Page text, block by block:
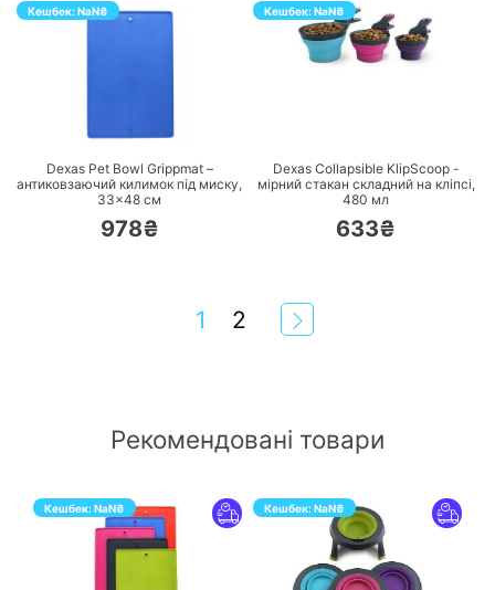
Кешбек:NaN₴
Dexas Pet Bowl Grippmat –
антиковзаючий килимок під миску,
33×48 cм
978₴
Кешбек:NaN₴
Dexas Collapsible KlipScoop -
мірний стакан складний на кліпсі,
480 мл
633₴
1 2
Рекомендовані товари
Кешбек:NaN₴ Кешбек:NaN₴